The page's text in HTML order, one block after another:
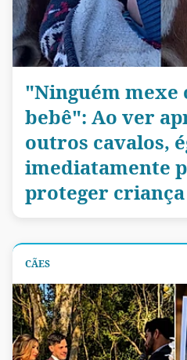
"Ninguém mexe
bebê": Ao ver
outros cavalos,
imediatamente
proteger criança
CÃES